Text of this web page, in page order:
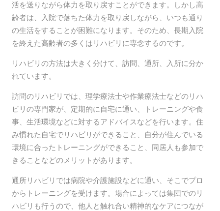
活を送りながら体力を取り戻すことができます。しかし高
齢者は、入院で落ちた体力を取り戻しながら、いつも通り
の生活をすることが困難になります。そのため、長期入院
を終えた高齢者の多くはリハビリに専念するのです。
リハビリの方法は大きく分けて、訪問、通所、入所に分か
れています。
訪問のリハビリでは、理学療法士や作業療法士などのリハ
ビリの専門家が、定期的に自宅に通い、トレーニングや食
事、生活環境などに対するアドバイスなどを行います。住
み慣れた自宅でリハビリができること、自分が住んでいる
環境に合ったトレーニングができること、同居人も参加で
きることなどのメリットがあります。
通所リハビリでは病院や介護施設などに通い、そこでプロ
からトレーニングを受けます。場合によっては集団でのリ
ハビリも行うので、他人と触れ合い精神的なケアにつなが